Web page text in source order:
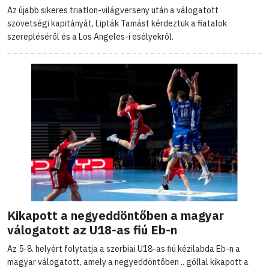
Az újabb sikeres triatlon-világverseny után a válogatott
szövetségi kapitányát, Lipták Tamást kérdeztük a fiatalok
szerepléséről és a Los Angeles-i esélyekről.
Kikapott a negyeddöntőben a magyar
válogatott az U18-as fiú Eb-n
Az 5-8. helyért folytatja a szerbiai U18-as fiú kézilabda Eb-n a
magyar válogatott, amely a negyeddöntőben .. góllal kikapott a